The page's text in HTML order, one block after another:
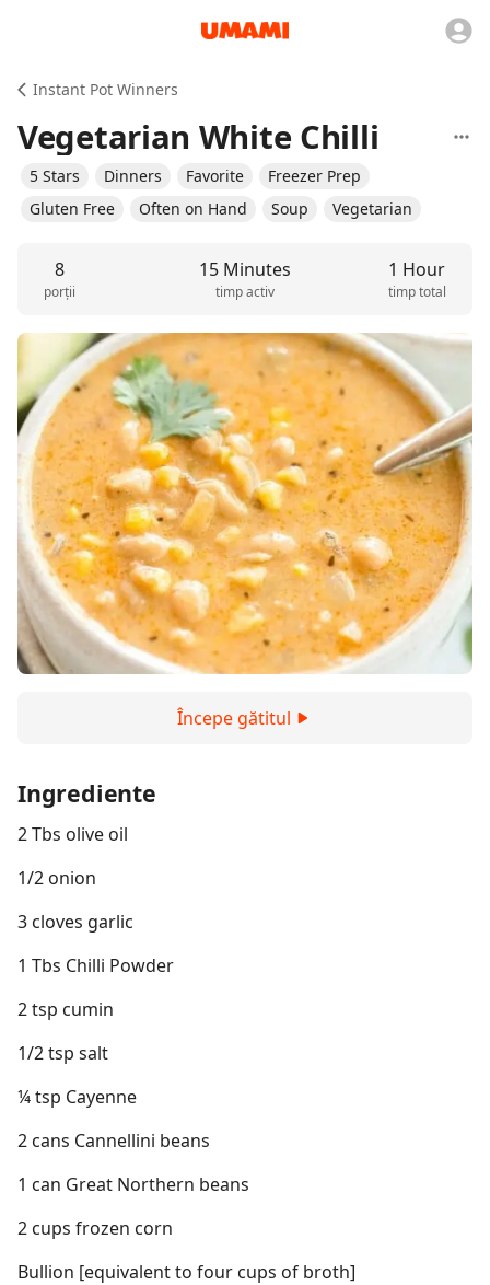
Instant Pot Winners
Vegetarian White Chilli
5 Stars Dinners Favorite
Freezer Prep
Gluten Free
Often on Hand Soup Vegetarian
8
porții
15 Minutes
timp activ
1 Hour
timp total
Începe gătitul
Ingrediente
2 Tbs olive oil
1/2 onion
3 cloves garlic
1 Tbs Chilli Powder
2 tsp cumin
1/2 tsp salt
¼ tsp Cayenne
2 cans Cannellini beans
1 can Great Northern beans
2 cups frozen corn
Bullion [equivalent to four cups of broth]